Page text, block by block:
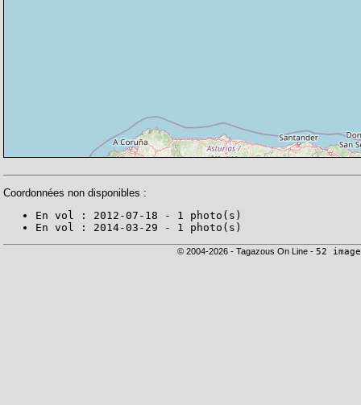
Coordonnées non disponibles :
En vol : 2012-07-18 - 1 photo(s)
En vol : 2014-03-29 - 1 photo(s)
© 2004-2026 - Tagazous On Line - 52